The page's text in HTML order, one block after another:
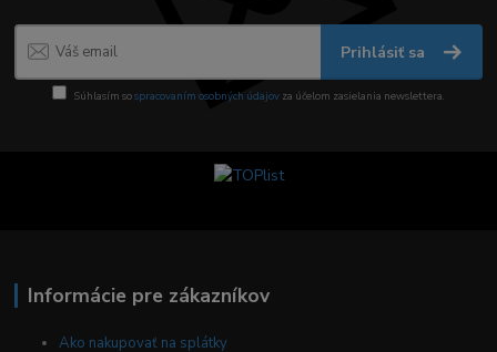
Prihlásiť sa
Súhlasím sospracovaním osobných údajov za účelom zasielania newslettera.
Informácie pre zákazníkov
Ako nakupovať na splátky